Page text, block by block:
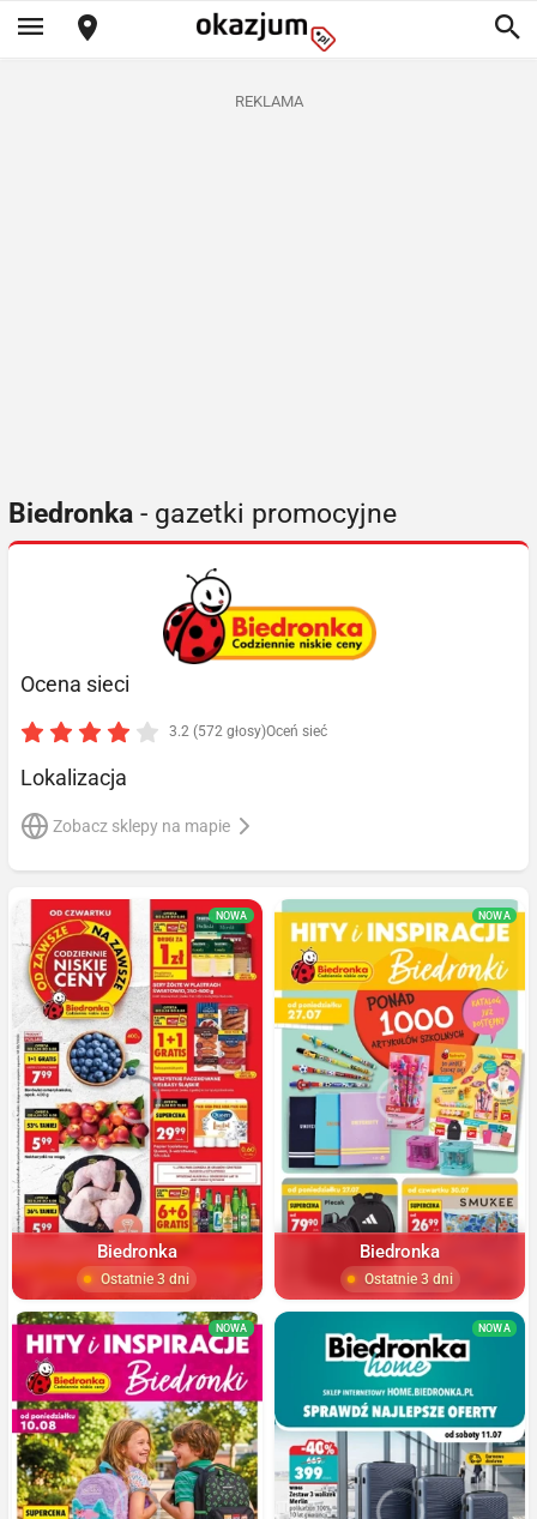
REKLAMA
Biedronka - gazetki promocyjne
Ocena sieci
3.2 (572 głosy)Oceń sieć
Lokalizacja
Zobacz sklepy na mapie
NOWA
Biedronka
Ostatnie 3 dni
NOWA
Biedronka
Ostatnie 3 dni
NOWA NOWA